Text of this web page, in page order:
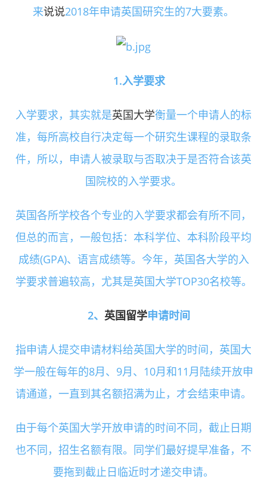
来说说2018年申请英国研究生的7大要素。
1.入学要求
入学要求，其实就是英国大学衡量一个申请人的标
准，每所高校自行决定每一个研究生课程的录取条
件，所以，申请人被录取与否取决于是否符合该英
国院校的入学要求。
英国各所学校各个专业的入学要求都会有所不同，
但总的而言，一般包括：本科学位、本科阶段平均
成绩(GPA)、语言成绩等。今年，英国各大学的入
学要求普遍较高，尤其是英国大学TOP30名校等。
2、 英国留学申请时间
指申请人提交申请材料给英国大学的时间，英国大
学一般在每年的8月、9月、10月和11月陆续开放申
请通道，一直到其名额招满为止，才会结束申请。
由于每个英国大学开放申请的时间不同，截止日期
也不同，招生名额有限。同学们最好提早准备，不
要拖到截止日临近时才递交申请。